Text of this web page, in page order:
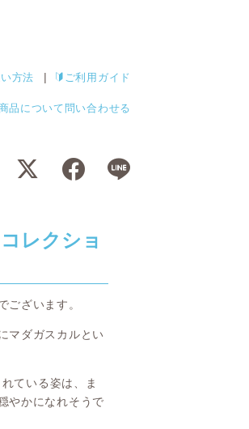
方法 ご利用ガイド
品について問い合わせる
レクショ
ございます。
マダガスカルとい
ている姿は、ま
やかになれそうで